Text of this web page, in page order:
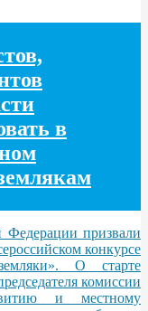
в
Федерации призвали
конкурсе
О старте
комиссии
и местному